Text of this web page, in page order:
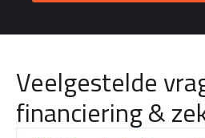
Veelgestelde
financiering &